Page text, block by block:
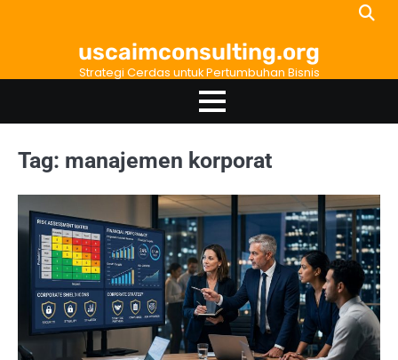
uscaimconsulting.org
Strategi Cerdas untuk Pertumbuhan Bisnis
Tag: manajemen korporat